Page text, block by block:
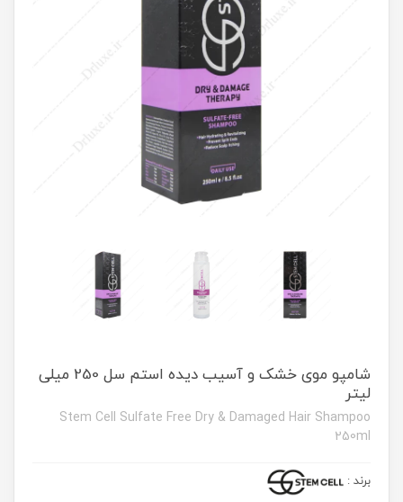
شامپو موی خشک و آسیب دیده استم سل 250 میلی
لیتر
Stem Cell Sulfate Free Dry & Damaged Hair Shampoo
250ml
برند :